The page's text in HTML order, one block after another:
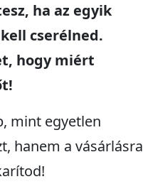
ha az egyik
cserélned.
hogy miért
!
mint egyetlen
hanem a vásárlásra